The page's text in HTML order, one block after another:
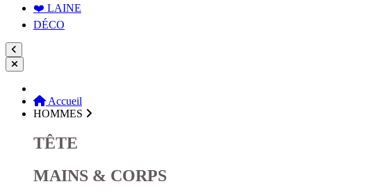
❤️ LAINE
DÉCO
Accueil
HOMMES
TÊTE
MAINS & CORPS